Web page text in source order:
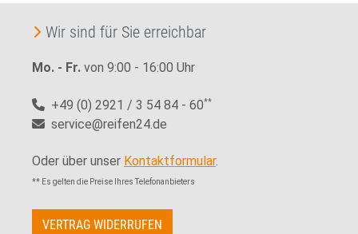
Wir sind für Sie erreichbar
Mo. - Fr. von 9:00 - 16:00 Uhr
+49 (0) 2921 / 3 54 84 - 60**
service@reifen24.de
Oder über unser Kontaktformular.
** Es gelten die Preise Ihres Telefonanbieters
VERTRAG WIDERRUFEN